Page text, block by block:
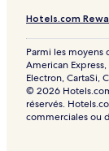
Hotels.com
Parmi les
American
Electron, CartaSi,
© 2026
réservés.
commerciales ou